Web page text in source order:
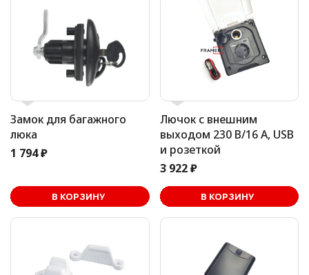
Замок для багажного
люка
1 794 ₽
В КОРЗИНУ
Лючок с внешним
выходом 230 В/16 А, USB
и розеткой
3 922 ₽
В КОРЗИНУ
В корзине